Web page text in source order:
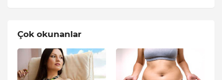
Çok okunanlar